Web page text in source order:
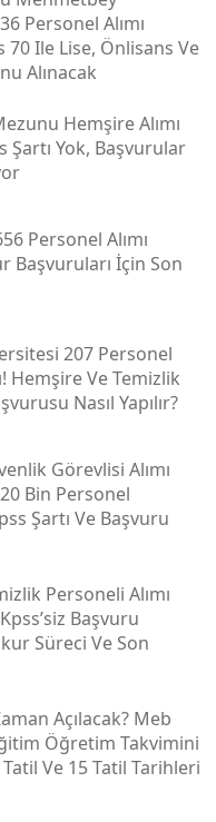
Personel Alımı
70 Ile Lise, Önlisans Ve
Alınacak
Hemşire Alımı
Şartı Yok, Başvurular
Personel Alımı
Başvuruları İçin Son
207 Personel
Hemşire Ve Temizlik
Nasıl Yapılır?
Görevlisi Alımı
Bin Personel
Şartı Ve Başvuru
Personeli Alımı
Başvuru
Süreci Ve Son
Açılacak? Meb
Öğretim Takvimini
Tatil Ve 15 Tatil Tarihleri